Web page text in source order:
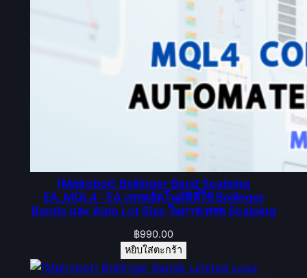
(Mqlrobot) Bollinger Band Scalping
EA_MQL4 : EA เทรดอัตโนมัติที่ใช้ Bollinger
Bands และ Auto Lot Size ในการเทรด Scalping
฿990.00
หยิบใส่ตะกร้า